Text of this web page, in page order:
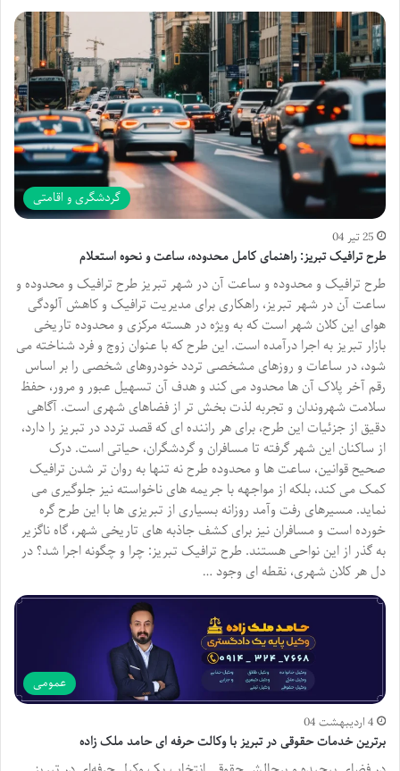
گردشگری و اقامتی
25 تیر 04
طرح ترافیک تبریز: راهنمای کامل محدوده، ساعت و نحوه استعلام
طرح ترافیک و محدوده و ساعت آن در شهر تبریز طرح ترافیک و محدوده و
ساعت آن در شهر تبریز، راهکاری برای مدیریت ترافیک و کاهش آلودگی
هوای این کلان شهر است که به ویژه در هسته مرکزی و محدوده تاریخی
بازار تبریز به اجرا درآمده است. این طرح که با عنوان زوج و فرد شناخته می
شود، در ساعات و روزهای مشخصی تردد خودروهای شخصی را بر اساس
رقم آخر پلاک آن ها محدود می کند و هدف آن تسهیل عبور و مرور، حفظ
سلامت شهروندان و تجربه لذت بخش تر از فضاهای شهری است. آگاهی
دقیق از جزئیات این طرح، برای هر راننده ای که قصد تردد در تبریز را دارد،
از ساکنان این شهر گرفته تا مسافران و گردشگران، حیاتی است. درک
صحیح قوانین، ساعت ها و محدوده طرح نه تنها به روان تر شدن ترافیک
کمک می کند، بلکه از مواجهه با جریمه های ناخواسته نیز جلوگیری می
نماید. مسیرهای رفت وآمد روزانه بسیاری از تبریزی ها با این طرح گره
خورده است و مسافران نیز برای کشف جاذبه های تاریخی شهر، گاه ناگزیر
به گذر از این نواحی هستند. طرح ترافیک تبریز: چرا و چگونه اجرا شد؟ در
دل هر کلان شهری، نقطه ای وجود …
عمومی
4 اردیبهشت 04
برترین خدمات حقوقی در تبریز با وکالت حرفه ای حامد ملک زاده